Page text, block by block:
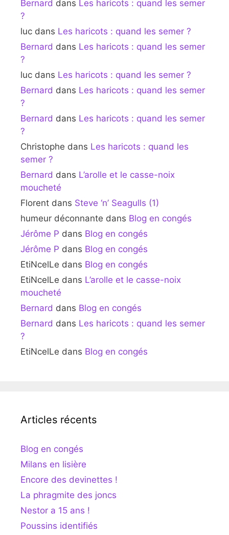
Bernard dans Les haricots : quand les semer
?
luc dans Les haricots : quand les semer ?
Bernard dans Les haricots : quand les semer
?
luc dans Les haricots : quand les semer ?
Bernard dans Les haricots : quand les semer
?
Bernard dans Les haricots : quand les semer
?
Christophe dans Les haricots : quand les
semer ?
Bernard dans L’arolle et le casse-noix
moucheté
Florent dans Steve ‘n’ Seagulls (1)
humeur déconnante dans Blog en congés
Jérôme P dans Blog en congés
Jérôme P dans Blog en congés
EtiNcelLe dans Blog en congés
EtiNcelLe dans L’arolle et le casse-noix
moucheté
Bernard dans Blog en congés
Bernard dans Les haricots : quand les semer
?
EtiNcelLe dans Blog en congés
Articles récents
Blog en congés
Milans en lisière
Encore des devinettes !
La phragmite des joncs
Nestor a 15 ans !
Poussins identifiés